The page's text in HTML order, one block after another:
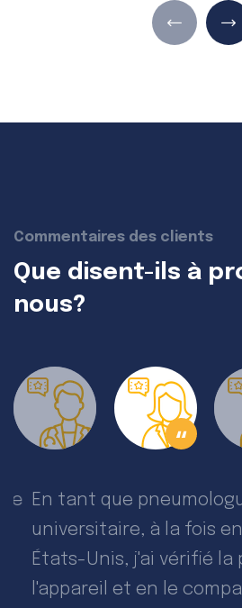
Commentaires des clients
Que disent-ils à
nous?
En tant que
universitaire, à la fois en
États-Unis, j'ai vérifié la
l'appareil et en le